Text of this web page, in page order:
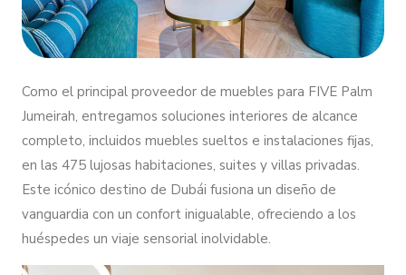
Como el principal proveedor de muebles para FIVE Palm
Jumeirah, entregamos soluciones interiores de alcance
completo, incluidos muebles sueltos e instalaciones fijas,
en las 475 lujosas habitaciones, suites y villas privadas.
Este icónico destino de Dubái fusiona un diseño de
vanguardia con un confort inigualable, ofreciendo a los
huéspedes un viaje sensorial inolvidable.